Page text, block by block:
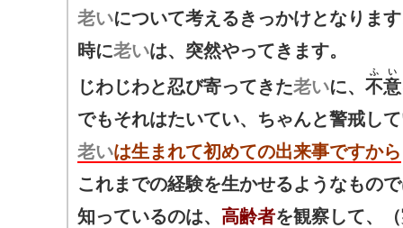
老いについて考えるきっかけとなりま
時に老いは、突然やってきます。
じわじわと忍び寄ってきた老いに、 不意
ふい
でもそれはたいてい、ちゃんと警戒し
老いは生まれて初めての出来事ですから
これまでの経験を生かせるようなもの
知っているのは、 高齢者を観察して、